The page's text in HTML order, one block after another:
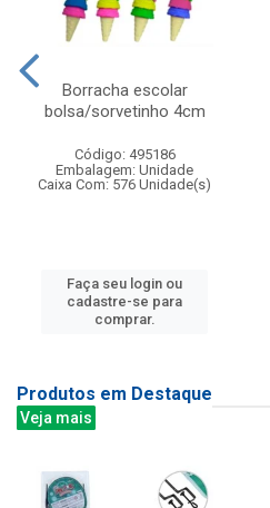
Borracha escolar
bolsa/sorvetinho 4cm
Código: 495186
Embalagem: Unidade
Caixa Com: 576 Unidade(s)
Faça seu login ou
cadastre-se para
comprar.
Produtos em Destaque
Veja mais